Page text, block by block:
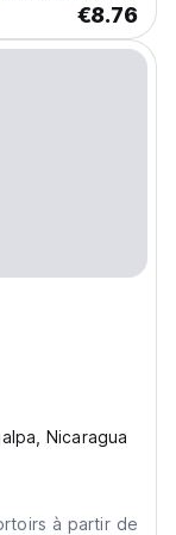
€8.76
Nicaragua
à partir de